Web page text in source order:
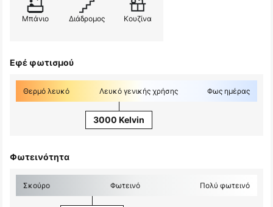
Μπάνιο Διάδρομος Κουζίνα
Εφέ φωτισμού
Θερμό λευκό Λευκό γενικής χρήσης Φως ημέρας
3000 Kelvin
Φωτεινότητα
Σκούρο Φωτεινό Πολύ φωτεινό